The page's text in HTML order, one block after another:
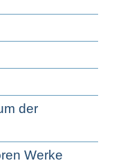
der
Werke